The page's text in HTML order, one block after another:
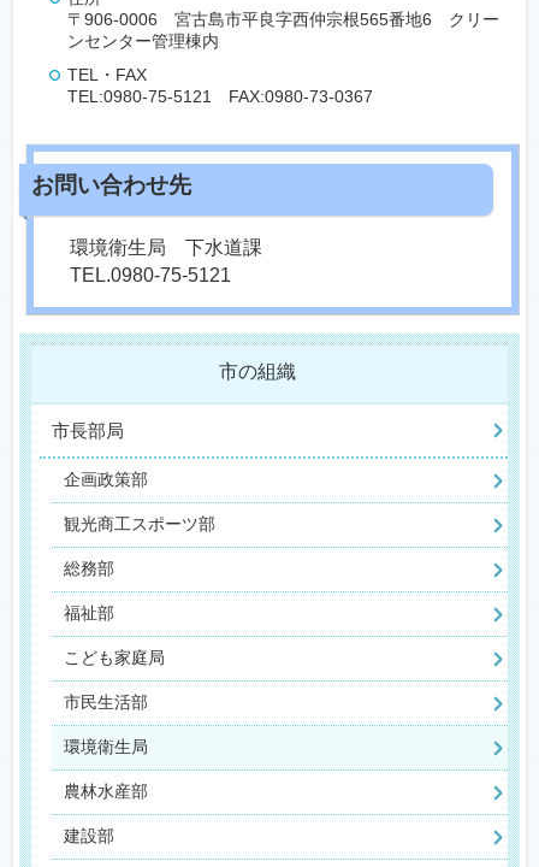
〒906-0006 宮古島市平良字西仲宗根565番地6 クリー
ンセンター管理棟内
TEL・FAX
TEL:0980-75-5121 FAX:0980-73-0367
環境衛生局 下水道課
TEL.0980-75-5121
市の組織
市長部局
企画政策部
観光商工スポーツ部
総務部
福祉部
こども家庭局
市民生活部
環境衛生局
農林水産部
建設部